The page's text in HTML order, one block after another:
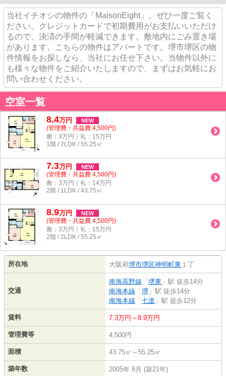
当社イチオシの物件の「MaisonEight」。ぜひ一度ご覧く
ださい。クレジットカードで初期費用がお支払いいただけ
るので、決済の手間が軽減できます。敷地内にごみ置き場
があります。こちらの物件はアパートです。堺市堺区の物
件情報をお探しなら、当社にお任せ下さい。当物件以外に
も様々な物件をご紹介いたしますので、まずはお気軽にお
問い合わせください。
空室一覧
8.4万円 NEW
(管理費・共益費 4,500円)
敷：3万円｜礼：15万円
1階 / 2LDK / 55.25㎡
7.3万円 NEW
(管理費・共益費 4,500円)
敷：3万円｜礼：14万円
2階 / 1LDK / 43.75㎡
8.9万円 NEW
(管理費・共益費 4,500円)
敷：3万円｜礼：15万円
2階 / 2LDK / 55.25㎡
所在地 大阪府堺市堺区神明町東 １丁
交通
南海高野線 「 堺東 」駅 徒歩14分
南海本線 「 堺 」駅 徒歩14分
南海本線 「 七道 」駅 徒歩12分
賃料 7.3万円～8.9万円
管理費等 4,500円
面積 43.75㎡～55.25㎡
築年数 2005年 8月 (築21年)